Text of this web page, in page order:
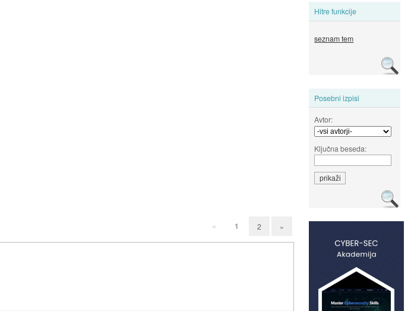
Hitre funkcije
seznam tem
Posebni izpisi
Avtor:
Ključna beseda:
« 1 2 »